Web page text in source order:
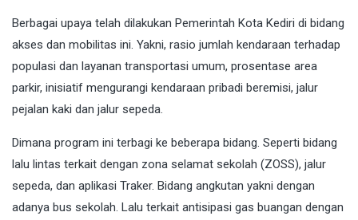
Berbagai upaya telah dilakukan Pemerintah Kota Kediri di bidang
akses dan mobilitas ini. Yakni, rasio jumlah kendaraan terhadap
populasi dan layanan transportasi umum, prosentase area
parkir, inisiatif mengurangi kendaraan pribadi beremisi, jalur
pejalan kaki dan jalur sepeda.
Dimana program ini terbagi ke beberapa bidang. Seperti bidang
lalu lintas terkait dengan zona selamat sekolah (ZOSS), jalur
sepeda, dan aplikasi Traker. Bidang angkutan yakni dengan
adanya bus sekolah. Lalu terkait antisipasi gas buangan dengan